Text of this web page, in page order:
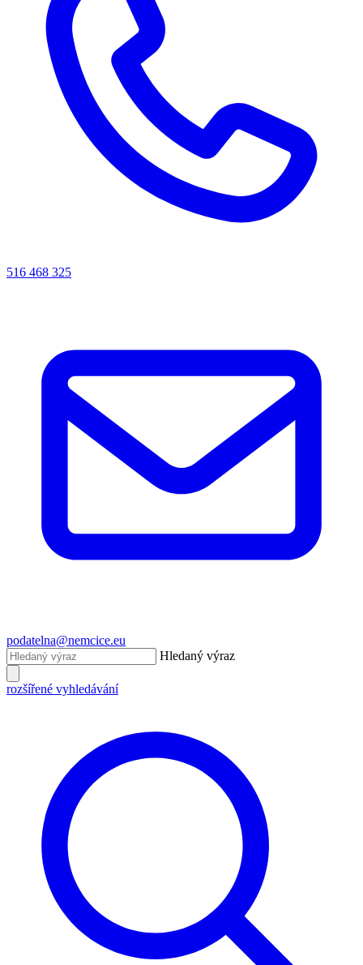
516 468 325
podatelna@nemcice.eu
Hledaný výraz
rozšířené vyhledávání